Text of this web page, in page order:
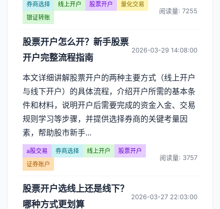
券商选择 线上开户 股票开户
量化交易
银证转账
阅读量: 7255
股票开户怎么开？新手股票
开户完整流程指南
2026-03-29 14:08:00
本文详细讲解股票开户的两种主要方式（线上开户
与线下开户）的具体流程，介绍开户所需的基本条
件和材料，说明开户后需要完成的资金入金、交易
规则学习等步骤，并提供选择券商的关键考量因
素，帮助股市新手...
a股交易 券商选择 线上开户
股票开户
证券账户
阅读量: 3757
股票开户选线上还是线下？
哪种方式更划算
2026-03-27 22:03:00